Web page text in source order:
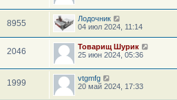
8955
Лодочник
04 июл 2024, 11:14
2046
Товарищ Шурик
25 июн 2024, 05:36
1999
vtgmfg
20 май 2024, 17:33